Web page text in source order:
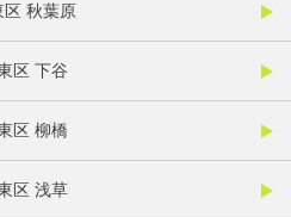
区 秋葉原
区 下谷
区 柳橋
区 浅草